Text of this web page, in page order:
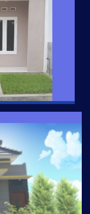
dari pusat
Dapur,